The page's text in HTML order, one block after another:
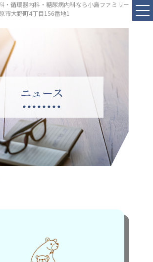
・循環器内科・糖尿病内科なら小島ファミリー
市大野町4丁目156番地1
ニュース